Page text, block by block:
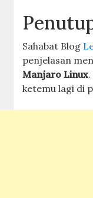
Sahabat Blog
penjelasan
Manjaro Linux
ketemu lagi di